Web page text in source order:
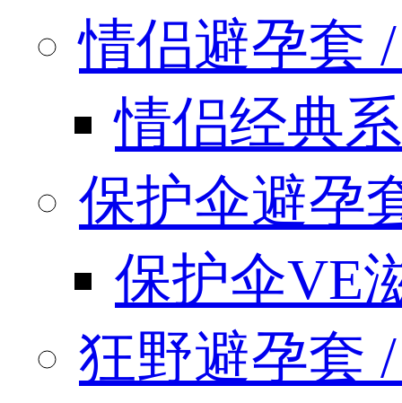
情侣避孕套
情侣经典
保护伞避孕
保护伞VE
狂野避孕套 /